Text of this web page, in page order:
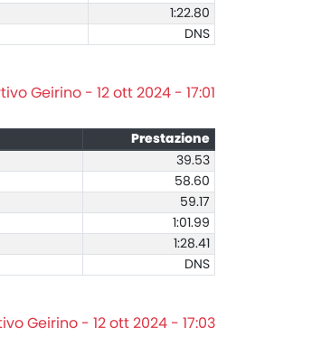
1:22.80
DNS
Geirino - 12 ott 2024 - 17:01
Prestazione
39.53
58.60
59.17
1:01.99
1:28.41
DNS
Geirino - 12 ott 2024 - 17:03